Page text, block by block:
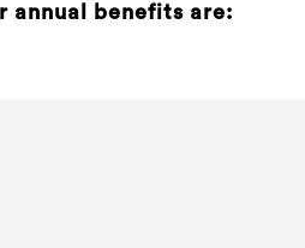
annual benefits are: